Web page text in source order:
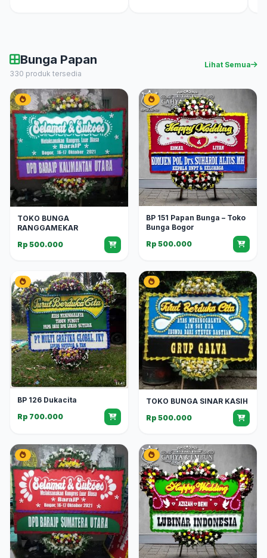
Bunga Papan
330 produk tersedia
Lihat Semua
TOKO BUNGA
RANGGAMEKAR
Rp 500.000
BP 151 Papan Bunga – Toko
Bunga Bogor
Rp 500.000
BP 126 Dukacita
Rp 700.000
TOKO BUNGA SINAR KASIH
Rp 500.000